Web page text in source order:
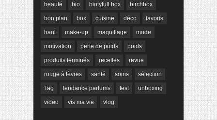
beauté bio biotyfull box birchbox
bon plan box cuisine déco favoris
haul make-up maquillage mode
motivation perte de poids poids
produits terminés recettes revue
rouge à lèvres santé soins sélection
Tag tendance parfums test unboxing
video vis ma vie vlog